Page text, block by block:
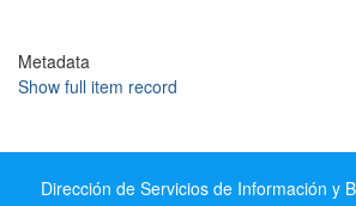
Metadata
Show full item record
Dirección de Servicios de Información y